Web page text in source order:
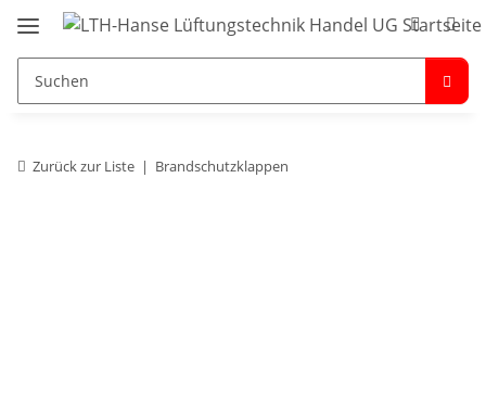
Zurück zur Liste Brandschutzklappen